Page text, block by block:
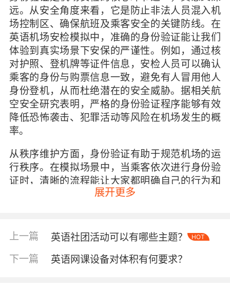
远。从安全角度来看，它是防止非法人员混入机
场控制区、确保航班及乘客安全的关键防线。在
英语机场安检模拟中，准确的身份验证能让我们
体验到真实场景下安保的严谨性。例如，通过核
对护照、登机牌等证件信息，安检人员可以确认
乘客的身份与购票信息一致，避免有人冒用他人
身份登机，从而杜绝潜在的安全威胁。据相关航
空安全研究表明，严格的身份验证程序能够有效
降低恐怖袭击、犯罪活动等风险在机场发生的概
率。
从秩序维护方面，身份验证有助于规范机场的运
行秩序。在模拟场景中，当乘客依次进行身份验
证时，清晰的流程能让大家都明确自己的行为和
责任。比如，按照指示出示证件、配合工作人员
率，保障机场的正常运转。
二、身份验证的具体流程
展开更多
上一篇 英语社团活动可以有哪些主题？ HOT
下一篇 英语网课设备对体积有何要求？